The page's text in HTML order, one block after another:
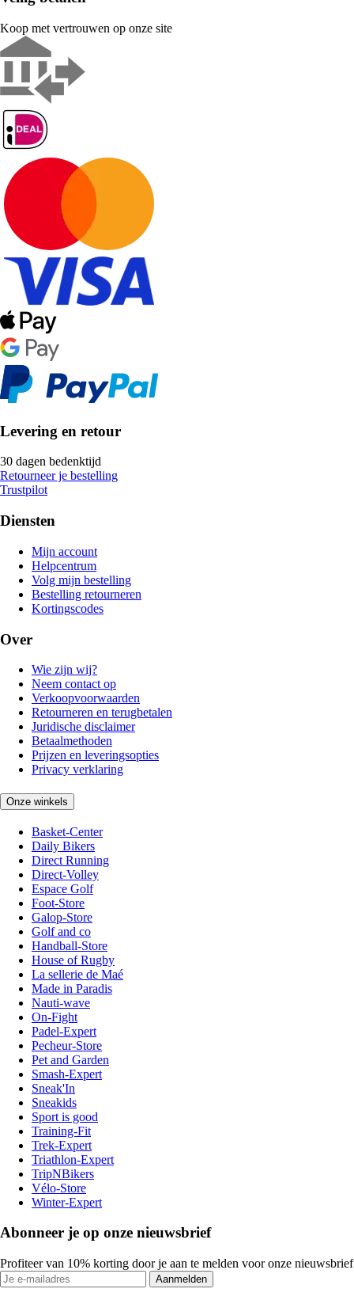
Koop met vertrouwen op onze site
Levering en retour
30 dagen bedenktijd
Retourneer je bestelling
Trustpilot
Diensten
Mijn account
Helpcentrum
Volg mijn bestelling
Bestelling retourneren
Kortingscodes
Over
Wie zijn wij?
Neem contact op
Verkoopvoorwaarden
Retourneren en terugbetalen
Juridische disclaimer
Betaalmethoden
Prijzen en leveringsopties
Privacy verklaring
Onze winkels
Basket-Center
Daily Bikers
Direct Running
Direct-Volley
Espace Golf
Foot-Store
Galop-Store
Golf and co
Handball-Store
House of Rugby
La sellerie de Maé
Made in Paradis
Nauti-wave
On-Fight
Padel-Expert
Pecheur-Store
Pet and Garden
Smash-Expert
Sneak'In
Sneakids
Sport is good
Training-Fit
Trek-Expert
Triathlon-Expert
TripNBikers
Vélo-Store
Winter-Expert
Abonneer je op onze nieuwsbrief
Profiteer van 10% korting door je aan te melden voor onze nieuwsbrief
Aanmelden